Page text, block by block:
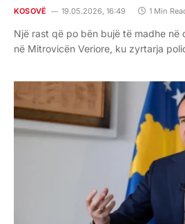
KOSOVË 19.05.2026, 16:49 1 Min
Një rast që po bën bujë të madhe në
në Mitrovicën Veriore, ku zyrtarja